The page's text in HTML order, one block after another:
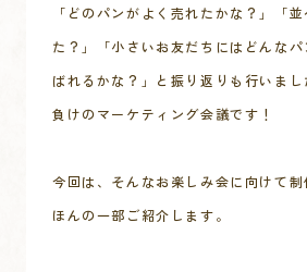
「どのパンがよく売れたかな？」「
た？」「小さいお友だちにはどんな
ばれるかな？」と振り返りも行いま
負けのマーケティング会議です！
今回は、そんなお楽しみ会に向けて
ほんの一部ご紹介します。